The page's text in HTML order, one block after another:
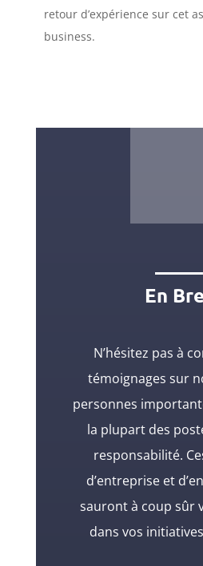
retour d’expérience sur cet
business.
En
N’hésitez pas à
témoignages sur
personnes
la plupart des
responsabilité.
d’entreprise et
sauront à coup sûr
dans vos